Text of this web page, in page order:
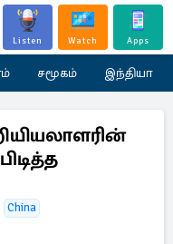
Listen Watch Apps
சமூகம் இந்தியா
China